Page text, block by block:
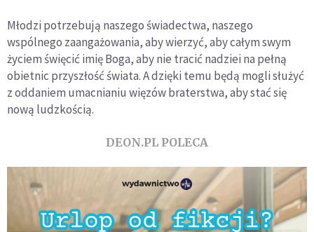
Młodzi potrzebują naszego świadectwa, naszego
wspólnego zaangażowania, aby wierzyć, aby całym swym
życiem święcić imię Boga, aby nie tracić nadziei na pełną
obietnic przyszłość świata. A dzięki temu będą mogli służyć
z oddaniem umacnianiu więzów braterstwa, aby stać się
nową ludzkością.
DEON.PL POLECA